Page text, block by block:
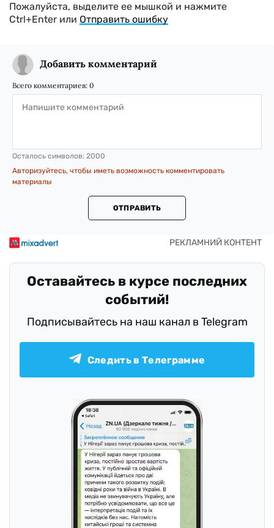
Пожалуйста, выделите ее мышкой и нажмите
Ctrl+Enter или Отправить ошибку
Добавить комментарий
Всего комментариев: 0
Осталось символов: 2000
Авторизуйтесь, чтобы иметь возможность комментировать
материалы
ОТПРАВИТЬ
Оставайтесь в курсе последних
событий!
Подписывайтесь на наш канал в Telegram
Следить в Телеграмме